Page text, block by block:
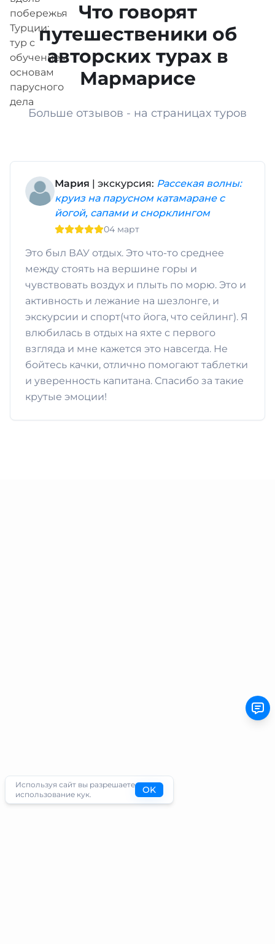
Что говорят
путешественики об
авторских турах в
Мармарисе
Больше отзывов - на страницах туров
Мария | экскурсия: Рассекая волны:
круиз на парусном катамаране с
йогой, сапами и снорклингом
04 март
Это был ВАУ отдых. Это что-то среднее
между стоять на вершине горы и
чувствовать воздух и плыть по морю. Это и
активность и лежание на шезлонге, и
экскурсии и спорт(что йога, что сейлинг). Я
влюбилась в отдых на яхте с первого
взгляда и мне кажется это навсегда. Не
бойтесь качки, отлично помогают таблетки
и уверенность капитана. Спасибо за такие
крутые эмоции!
Используя сайт вы разрешаете
использование кук.
OK